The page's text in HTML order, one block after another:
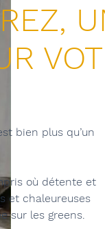
bien plus qu’un
où détente et
et chaleureuses
sur les greens.